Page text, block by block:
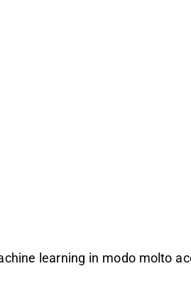
learning in modo molto